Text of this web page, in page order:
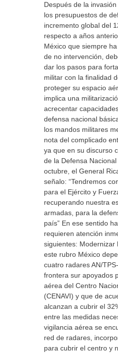
Después de la
los presupuestos de
incremento global del
respecto a años
México que siempre
de no intervención,
dar los pasos para
militar con la finalidad
proteger su espacio
implica una
acrecentar
defensa nacional
los mandos militares
nota del complicado
ya que en su discurso
de la Defensa
octubre, el General
señalo: “Tendremos
para el Ejército y
recuperando nuestra
armadas, para la
país” En ese sentido
requieren atención
siguientes: Modernizar
este rubro México
cuatro radares AN/
frontera sur apoyados
aérea del Centro
(CENAVI) y que de
alcanzan a cubrir el
entre las medidas
vigilancia aérea se
red de radares,
para cubrir el centro y